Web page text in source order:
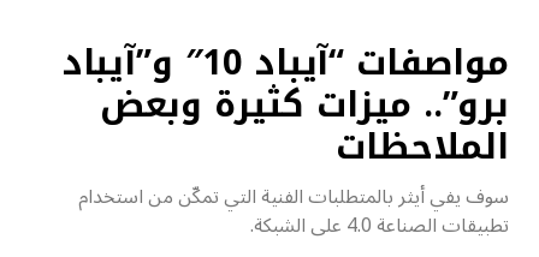
مواصفات “آيباد 10″ و”آيباد
برو”.. ميزات كثيرة وبعض
الملاحظات
سوف يفي أيثر بالمتطلبات الفنية التي تمكّن من استخدام
تطبيقات الصناعة 4.0 على الشبكة.